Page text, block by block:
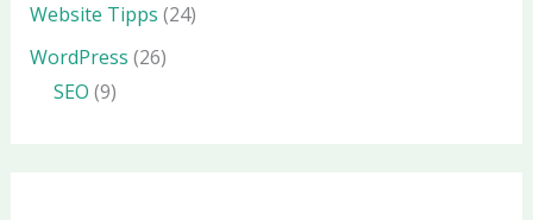
Website Tipps (24)
WordPress (26)
SEO (9)